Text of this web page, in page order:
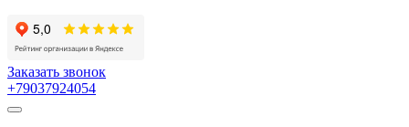
Заказать звонок
+79037924054